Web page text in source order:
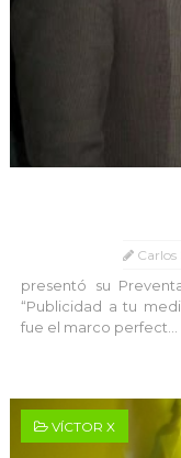
Carlos
presentó su
“Publicidad a tu
fue el marco perfect...
VÍCTOR X